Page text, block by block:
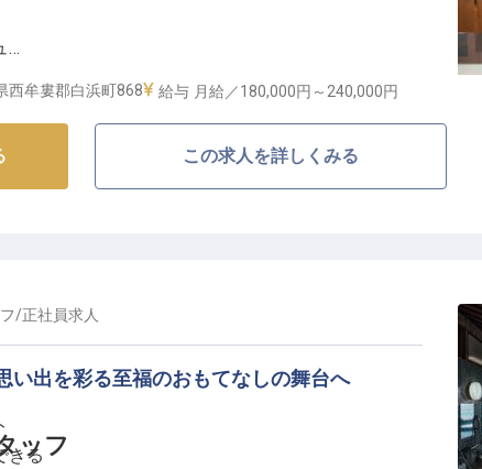
の海を望む老舗リゾートホテル。四季折々の絶景と
多くのお客様に愛され続けています。
敵な旅の思い出づくりに貢献しませんか？
なしのプロフェッショナルへ】
導しますので、ホテル業界が初めての方でも安心し
西牟婁郡白浜町868 給与 月給／180,000円～ 240,000円
この求人を詳しくみる
ッフ
/正社員求人
い出を彩る至福のおもてなしの舞台へ
きる